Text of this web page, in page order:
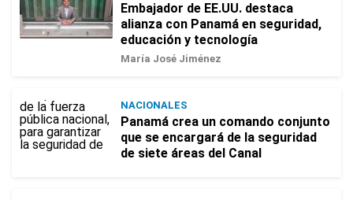
Embajador de EE.UU. destaca
alianza con Panamá en seguridad,
educación y tecnología
María José Jiménez
NACIONALES
Panamá crea un comando conjunto
que se encargará de la seguridad
de siete áreas del Canal